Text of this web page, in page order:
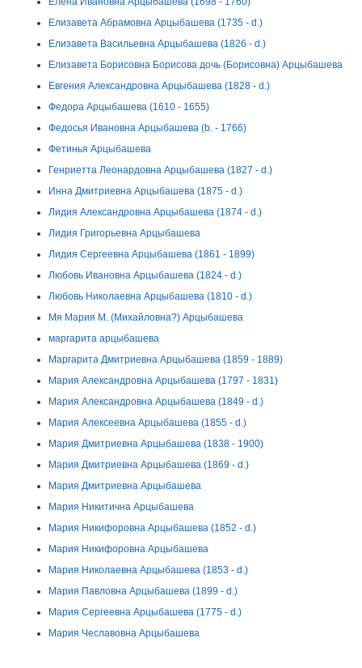
Елизавета Абрамовна Арцыбашева (1735 - d.)
Елизавета Васильевна Арцыбашева (1826 - d.)
Елизавета Борисовна Борисова дочь (Борисовна) Арцыбашева
Евгения Александровна Арцыбашева (1828 - d.)
Федора Арцыбашева (1610 - 1655)
Федосья Ивановна Арцыбашева (b. - 1766)
Фетинья Арцыбашева
Генриетта Леонардовна Арцыбашева (1827 - d.)
Инна Дмитриевна Арцыбашева (1875 - d.)
Лидия Александровна Арцыбашева (1874 - d.)
Лидия Григорьевна Арцыбашева
Лидия Сергеевна Арцыбашева (1861 - 1899)
Любовь Ивановна Арцыбашева (1824 - d.)
Любовь Николаевна Арцыбашева (1810 - d.)
Мя Мария М. (Михайловна?) Арцыбашева
маргарита арцыбашева
Маргарита Дмитриевна Арцыбашева (1859 - 1889)
Мария Александровна Арцыбашева (1797 - 1831)
Мария Александровна Арцыбашева (1849 - d.)
Мария Алексеевна Арцыбашева (1855 - d.)
Мария Дмитриевна Арцыбашева (1838 - 1900)
Мария Дмитриевна Арцыбашева (1869 - d.)
Мария Дмитриевна Арцыбашева
Мария Никитична Арцыбашева
Мария Никифоровна Арцыбашева (1852 - d.)
Мария Никифоровна Арцыбашева
Мария Николаевна Арцыбашева (1853 - d.)
Мария Павловна Арцыбашева (1899 - d.)
Мария Сергеевна Арцыбашева (1775 - d.)
Мария Чеславовна Арцыбашева